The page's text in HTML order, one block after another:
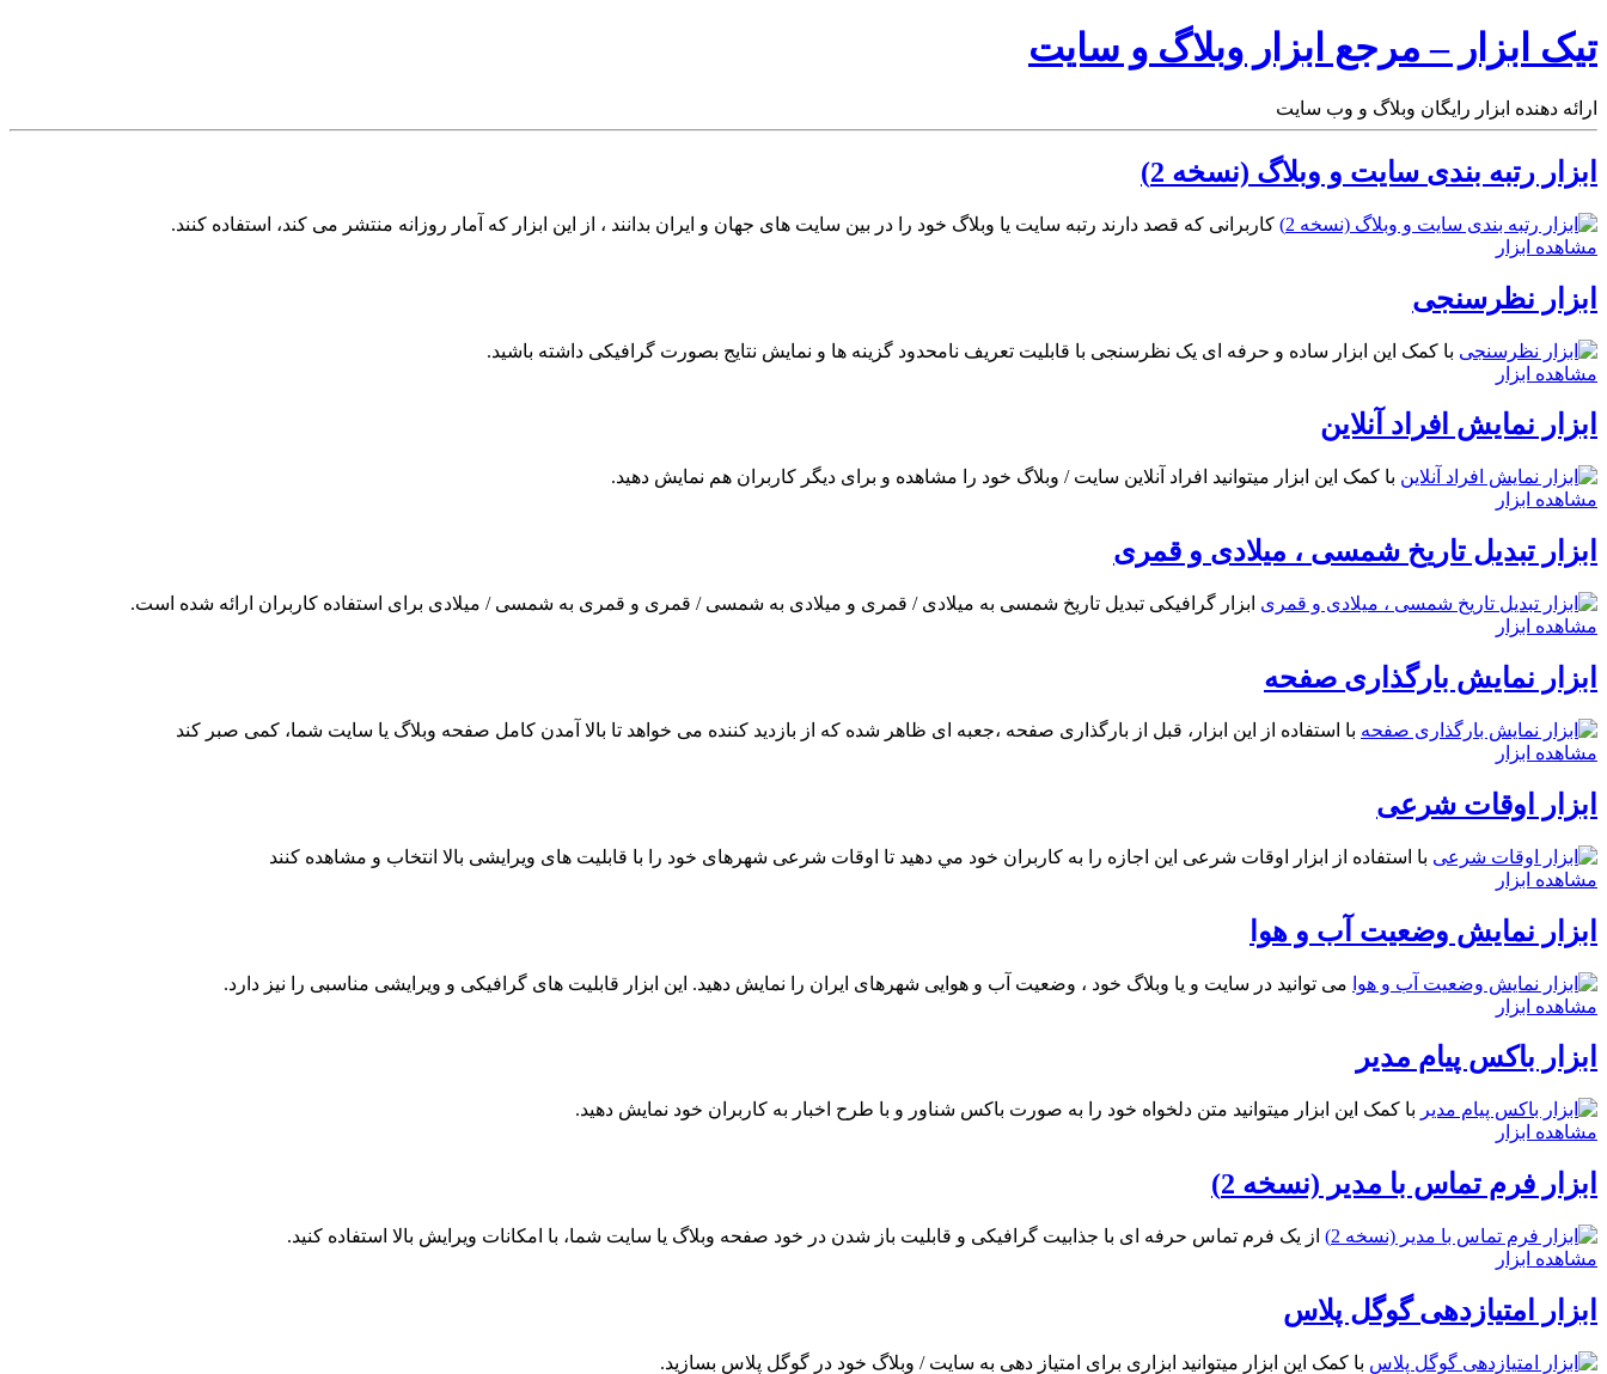
تیک ابزار – مرجع ابزار وبلاگ و سایت
ارائه دهنده ابزار رایگان وبلاگ و وب سایت
ابزار رتبه بندی سایت و وبلاگ (نسخه 2)
کاربرانی که قصد دارند رتبه سایت یا وبلاگ خود را در بین سایت های جهان و ایران بدانند ، از این ابزار که آمار روزانه منتشر می کند، استفاده کنند.
مشاهده ابزار
ابزار نظرسنجی
با کمک این ابزار ساده و حرفه ای یک نظرسنجی با قابلیت تعریف نامحدود گزینه ها و نمایش نتایج بصورت گرافیکی داشته باشید.
مشاهده ابزار
ابزار نمایش افراد آنلاین
با کمک این ابزار میتوانید افراد آنلاین سایت / وبلاگ خود را مشاهده و برای دیگر کاربران هم نمایش دهید.
مشاهده ابزار
ابزار تبدیل تاریخ شمسی ، میلادی و قمری
ابزار گرافیکی تبدیل تاریخ شمسی به میلادی / قمری و میلادی به شمسی / قمری و قمری به شمسی / میلادی برای استفاده کاربران ارائه شده است.
مشاهده ابزار
ابزار نمایش بارگذاری صفحه
با استفاده از اين ابزار، قبل از بارگذاری صفحه ،جعبه ای ظاهر شده که از بازدید کننده می خواهد تا بالا آمدن کامل صفحه وبلاگ یا سایت شما، کمی صبر کند
مشاهده ابزار
ابزار اوقات شرعی
با استفاده از ابزار اوقات شرعی اين اجازه را به کاربران خود مي دهيد تا اوقات شرعی شهرهای خود را با قابلیت های ویرایشی بالا انتخاب و مشاهده کنند
مشاهده ابزار
ابزار نمایش وضعیت آب و هوا
می توانید در سایت و یا وبلاگ خود ، وضعیت آب و هوایی شهرهای ایران را نمایش دهید. این ابزار قابلیت های گرافیکی و ویرایشی مناسبی را نیز دارد.
مشاهده ابزار
ابزار باکس پیام مدیر
با کمک این ابزار میتوانید متن دلخواه خود را به صورت باکس شناور و با طرح اخبار به کاربران خود نمایش دهید.
مشاهده ابزار
ابزار فرم تماس با مدیر (نسخه 2)
از یک فرم تماس حرفه ای با جذابیت گرافیکی و قابلیت باز شدن در خود صفحه وبلاگ یا سایت شما، با امکانات ویرایش بالا استفاده کنید.
مشاهده ابزار
ابزار امتیازدهی گوگل پلاس
با کمک این ابزار میتوانید ابزاری برای امتیاز دهی به سایت / وبلاگ خود در گوگل پلاس بسازید.